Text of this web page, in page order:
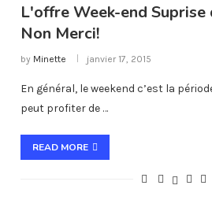
L'offre Week-end
Non Merci!
by Minette janvier 17, 2015
En général, le weekend c’est la
peut profiter de …
READ MORE